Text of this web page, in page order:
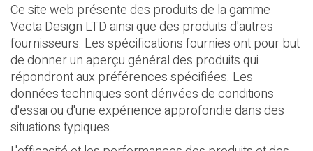
Ce site web présente des produits de la gamme
Vecta Design LTD ainsi que des produits d'autres
fournisseurs. Les spécifications fournies ont pour but
de donner un aperçu général des produits qui
répondront aux préférences spécifiées. Les
données techniques sont dérivées de conditions
d'essai ou d'une expérience approfondie dans des
situations typiques.